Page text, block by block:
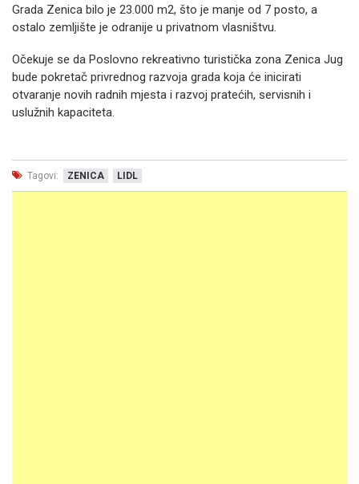
Grada Zenica bilo je 23.000 m2, što je manje od 7 posto, a
ostalo zemljište je odranije u privatnom vlasništvu.
Očekuje se da Poslovno rekreativno turistička zona Zenica Jug
bude pokretač privrednog razvoja grada koja će inicirati
otvaranje novih radnih mjesta i razvoj pratećih, servisnih i
uslužnih kapaciteta.
Tagovi: ZENICA LIDL